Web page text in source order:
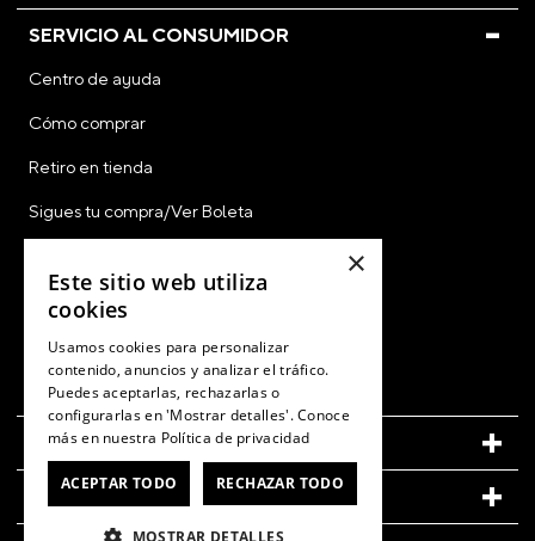
Sigues tu compra/Ver Boleta
Gift Card
CyberDay
CyberMonday
Ver Boleta / Ticket de Cambio
CUENTA
×
Este sitio web utiliza
cookies
Usamos cookies para personalizar
contenido, anuncios y analizar el tráfico.
Puedes aceptarlas, rechazarlas o
configurarlas en 'Mostrar detalles'. Conoce
más en nuestra Política de privacidad
ACEPTAR TODO RECHAZAR TODO
MOSTRAR DETALLES